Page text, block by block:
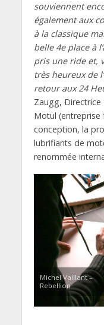
souviennent
également aux
à la classique
belle 4e place à
pris une ride et,
très heureux de
retour aux 24
Zaugg,
Motul (entreprise
conception, la
lubrifiants de
renommée
Michel Vaillant –
Rebellion